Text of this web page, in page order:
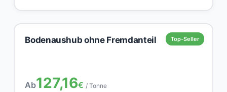
Top-Seller
Bodenaushub ohne Fremdanteil
Ab127,16€ / Tonne